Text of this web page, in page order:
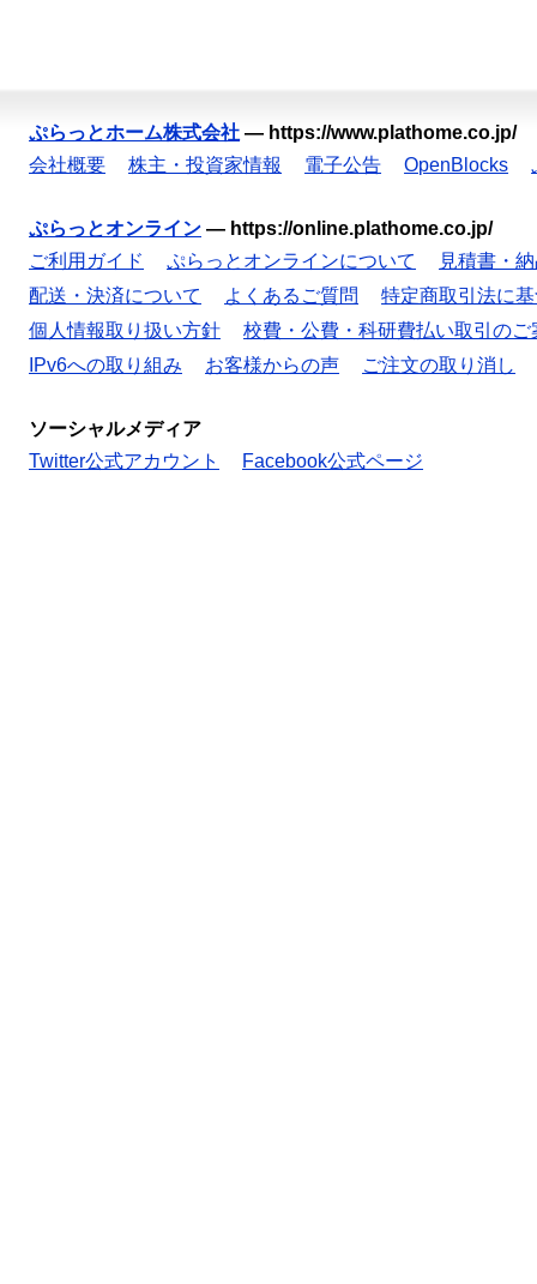
ぷらっとホーム株式会社 — https://www.plathome.co.jp/
会社概要
株主・投資家情報 電子公告 OpenBlocks
ぷらっとオンライン — https://online.plathome.co.jp/
ご利用ガイド
ぷらっとオンラインについて
見積書・
配送・決済について
よくあるご質問
特定商取引法に
個人情報取り扱い方針
校費・公費・科研費払い取引のご
IPv6への取り組み
お客様からの声 ご注文の取り消し
ソーシャルメディア
Twitter公式アカウント
Facebook公式ページ